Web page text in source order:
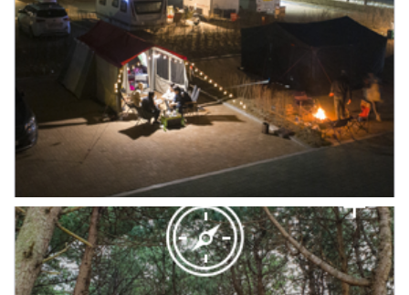
캠핑장(9월1일~6일) 미운영 공지
[6/1]전산시스템 점검 및 안정화에 따른 서비스 이용 제한 안내